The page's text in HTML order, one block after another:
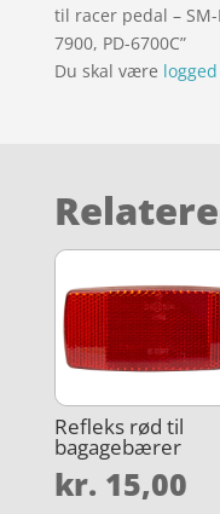
til racer pedal – SM-
7900, PD-6700C”
Du skal være
Refleks rød til
bagagebærer
kr. 15,00